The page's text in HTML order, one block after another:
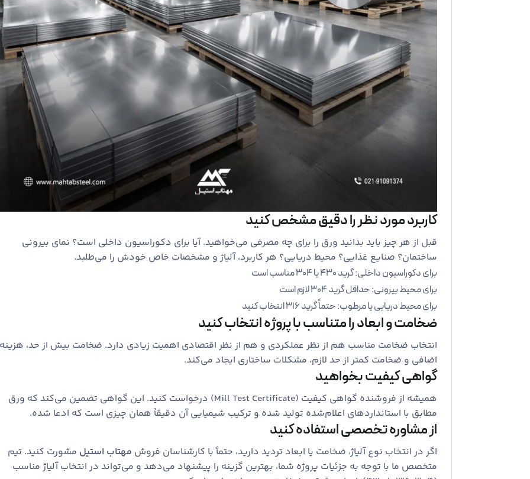
کاربرد مورد نظر را دقیق مشخص کنید
قبل از هر چیز باید بدانید ورق را برای چه مصرفی می‌خواهید. آیا برای دکوراسیون داخلی است؟ نمای بیرونی
ساختمان؟ صنایع غذایی؟ محیط دریایی؟ هر کاربرد، آلیاژ و مشخصات خاص خودش را می‌طلبد.
برای دکوراسیون داخلی: گرید 430 یا 304 مناسب است
برای محیط بیرونی: حداقل گرید 304 لازم است
برای محیط دریایی یا مرطوب: حتماً گرید 316 انتخاب کنید
ضخامت و ابعاد را متناسب با پروژه انتخاب کنید
انتخاب ضخامت مناسب هم از نظر عملکردی و هم از نظر اقتصادی اهمیت زیادی دارد. ضخامت بیش از حد، هزینه
اضافی و ضخامت کمتر از حد لازم، مشکلات ساختاری ایجاد می‌کند.
گواهی کیفیت بخواهید
همیشه از فروشنده گواهی کیفیت (Mill Test Certificate) درخواست کنید. این گواهی تضمین می‌کند که ورق
مطابق با استانداردهای اعلام‌شده تولید شده و ترکیب شیمیایی آن دقیقاً همان چیزی است که ادعا شده.
از مشاوره تخصصی استفاده کنید
اگر در انتخاب نوع آلیاژ، ضخامت یا ابعاد تردید دارید، حتماً با کارشناسان فروش مهتاب استیل مشورت کنید. تیم
متخصص ما با توجه به جزئیات پروژه شما، بهترین گزینه را پیشنهاد می‌دهد و می‌تواند در انتخاب آلیاژ مناسب